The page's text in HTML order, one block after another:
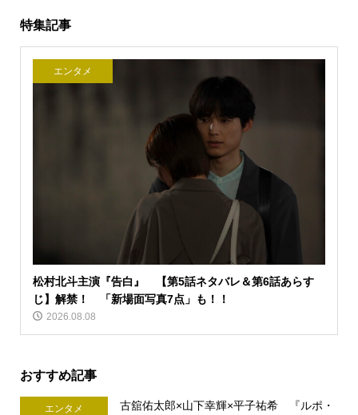
特集記事
エンタメ
松村北斗主演『告白』 【第5話ネタバレ＆第6話あらす
じ】解禁！ 「新場面写真7点」も！！
2026.08.08
おすすめ記事
エンタメ
古舘佑太郎×山下幸輝×平子祐希 『ルポ・